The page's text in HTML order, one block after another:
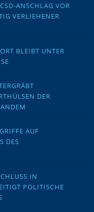
ANSCHLAG VOR
VERLIEHENER
BLEIBT UNTER
DER
AUF
DES
IN
POLITISCHE